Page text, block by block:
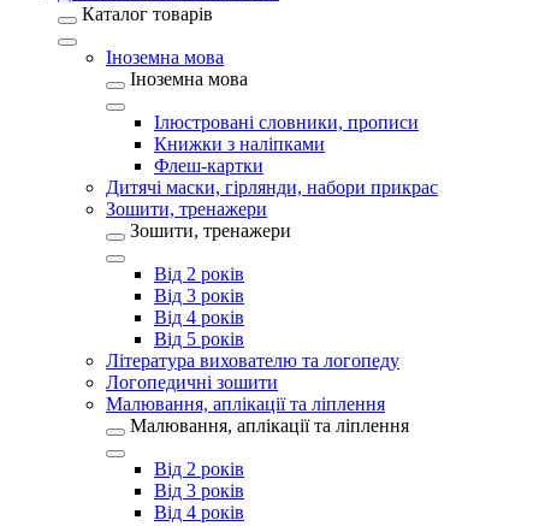
Каталог товарів
Іноземна мова
Іноземна мова
Ілюстровані словники, прописи
Книжки з наліпками
Флеш-картки
Дитячі маски, гірлянди, набори прикрас
Зошити, тренажери
Зошити, тренажери
Від 2 років
Від 3 років
Від 4 років
Від 5 років
Література вихователю та логопеду
Логопедичні зошити
Малювання, аплікації та ліплення
Малювання, аплікації та ліплення
Від 2 років
Від 3 років
Від 4 років